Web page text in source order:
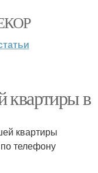
квартиры в
квартиры
телефону